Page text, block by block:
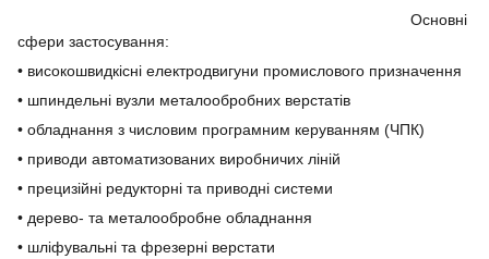
Основні
сфери застосування:
• високошвидкісні електродвигуни промислового призначення
• шпиндельні вузли металообробних верстатів
• обладнання з числовим програмним керуванням (ЧПК)
• приводи автоматизованих виробничих ліній
• прецизійні редукторні та приводні системи
• дерево- та металообробне обладнання
• шліфувальні та фрезерні верстати